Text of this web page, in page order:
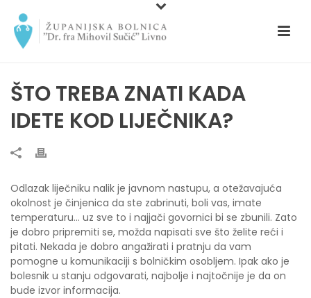
ŠTO TREBA ZNATI KADA
IDETE KOD LIJEČNIKA?
Odlazak liječniku nalik je javnom nastupu, a otežavajuća
okolnost je činjenica da ste zabrinuti, boli vas, imate
temperaturu… uz sve to i najjači govornici bi se zbunili. Zato
je dobro pripremiti se, možda napisati sve što želite reći i
pitati. Nekada je dobro angažirati i pratnju da vam
pomogne u komunikaciji s bolničkim osobljem. Ipak ako je
bolesnik u stanju odgovarati, najbolje i najtočnije je da on
bude izvor informacija.